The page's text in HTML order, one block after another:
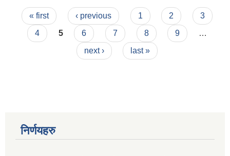
Pages
« first ‹ previous 1 2
3
4
5 6 7 8 9
…
next ›
last »
निर्णयहरु